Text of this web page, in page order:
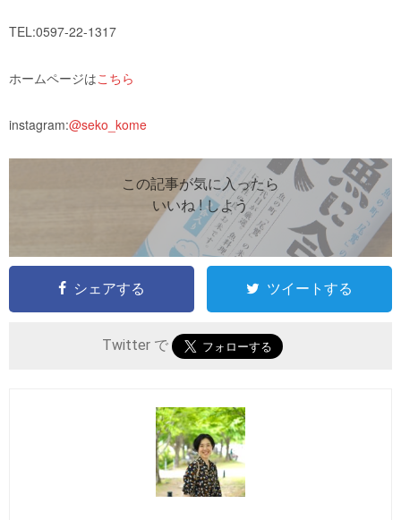
TEL:0597-22-1317
ホームページはこちら
instagram:@seko_kome
この記事が気に入ったら
いいね ! しよう
シェアする ツイートする
Twitter で